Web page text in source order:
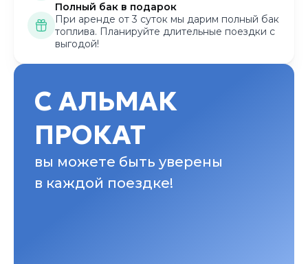
Полный бак в подарок
При аренде от 3 суток мы дарим полный бак
топлива. Планируйте длительные поездки с
выгодой!
С АЛЬМАК
ПРОКАТ
вы можете быть уверены
в каждой поездке!